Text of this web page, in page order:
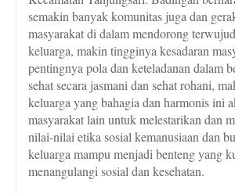
semakin banyak komunitas juga dan
masyarakat di dalam mendorong
keluarga, makin tingginya kesadaran
pentingnya pola dan keteladanan dalam
sehat secara jasmani dan sehat rohani,
keluarga yang bahagia dan harmonis ini
masyarakat lain untuk melestarikan dan
nilai-nilai etika sosial kemanusiaan dan
keluarga mampu menjadi benteng yang
menangulangi sosial dan kesehatan.